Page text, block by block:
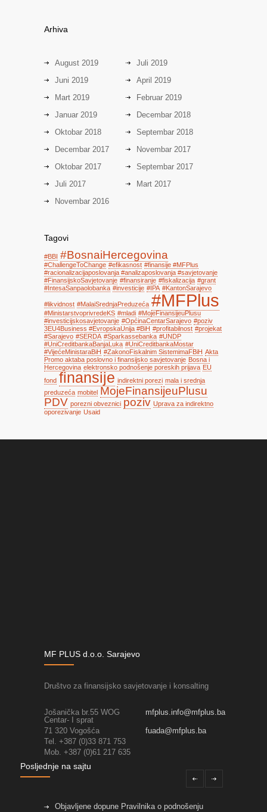
Arhiva
August 2019
Juli 2019
Juni 2019
April 2019
Mart 2019
Februar 2019
Januar 2019
Decembar 2018
Oktobar 2018
Septembar 2018
Decembar 2017
Novembar 2017
Oktobar 2017
Septembar 2017
Juli 2017
Mart 2017
Novembar 2016
Tagovi
#BBI #BosnaiHercegovina
#ChallengeToChange #efikasnost #finansije #MFPlus
#racionalizacijaposlovanja #analizaposlovanja #savjetovanje
#FinansijskoSavjetovanje #finansiranje #fiskalizacija #grant
#IntesaSanpaolobanka #investicije #IPA #KantonSarajevo
#likvidnost #MalaiSrednjaPreduzeća #MFPlus
#MinistarstvoprivredeKS #mladi #MojeFinansijeuPlusu
#investicijskosavjetovanje #OpćinaCentarSarajevo #poziv
3EU4Business #EvropskaUnija #BiH #profitabilnost #projekat
#Sarajevo #SERDA #Sparkassebanka #UNDP
#UniCreditbankaBanjaLuka #UniCreditbankaMostar
#VijećeMinistaraBiH #ZakonoFiskalnim SistemimaFBiH Akta
Promo aktaba poslovno i finansijsko savjetovanje Bosna i
Hercegovina elektronsko podnošenje poreskih prijava EU
fond finansije indirektni porezi mala i srednja
preduzeća mobitel MojeFinansijeuPlusu
PDV porezni obveznici poziv Uprava za indirektno
oporezivanje Usaid
MF PLUS d.o.o. Sarajevo
Društvo za finansijsko savjetovanje i konsalting
Jošanička br.55 WOG
Centar- I sprat
mfplus.info@mfplus.ba
71 320 Vogošća
fuada@mfplus.ba
Tel. +387 (0)33 871 753
Mob. +387 (0)61 217 635
Posljednje na sajtu
Objavljene dopune Pravilnika o podnošenju